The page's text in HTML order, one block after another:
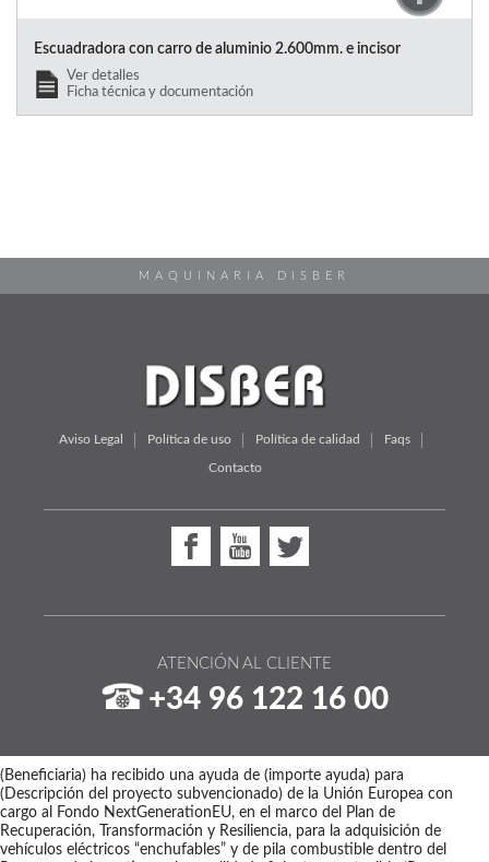
Escuadradora con carro de aluminio 2.600mm. e incisor
Ver detalles
Ficha técnica y documentación
MAQUINARIA DISBER
Aviso Legal Política de uso Política de calidad Faqs
Contacto
ATENCIÓN AL CLIENTE
+34 96 122 16 00
(Beneficiaria) ha recibido una ayuda de (importe ayuda) para
(Descripción del proyecto subvencionado) de la Unión Europea con
cargo al Fondo NextGenerationEU, en el marco del Plan de
Recuperación, Transformación y Resiliencia, para la adquisición de
vehículos eléctricos “enchufables” y de pila combustible dentro del